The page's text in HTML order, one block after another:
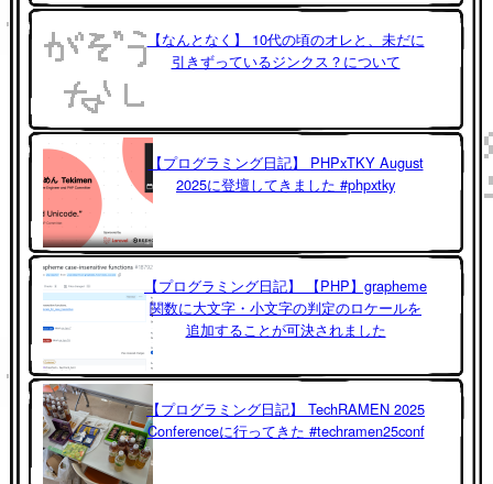
【なんとなく】 10代の頃のオレと、未だに
引きずっているジンクス？について
【プログラミング日記】 PHPxTKY August
2025に登壇してきました #phpxtky
【プログラミング日記】 【PHP】grapheme
関数に大文字・小文字の判定のロケールを
追加することが可決されました
【プログラミング日記】 TechRAMEN 2025
Conferenceに行ってきた #techramen25conf